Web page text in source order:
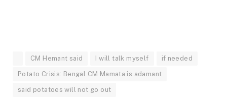
CM Hemant said I will talk myself if needed
Potato Crisis: Bengal CM Mamata is adamant
said potatoes will not go out